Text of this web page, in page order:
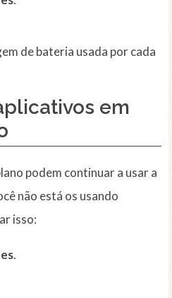
de bateria usada por cada
em
podem continuar a usar a
não está os usando
isso:
.